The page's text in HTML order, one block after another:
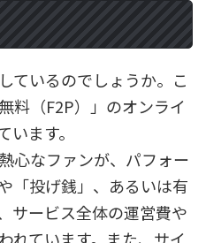
ているのでしょうか。こ
料（F2P）」のオンライ
ます。
心なファンが、パフォー
「投げ銭」、あるいは有
サービス全体の運営費や
れています。また、サイ